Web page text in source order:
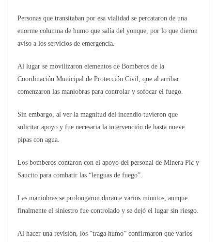
Personas que transitaban por esa vialidad se percataron de una
enorme columna de humo que salía del yonque, por lo que dieron
aviso a los servicios de emergencia.
Al lugar se movilizaron elementos de Bomberos de la
Coordinación Municipal de Protección Civil, que al arribar
comenzaron las maniobras para controlar y sofocar el fuego.
Sin embargo, al ver la magnitud del incendio tuvieron que
solicitar apoyo y fue necesaria la intervención de hasta nueve
pipas con agua.
Los bomberos contaron con el apoyo del personal de Minera Plc y
Saucito para combatir las “lenguas de fuego”.
Las maniobras se prolongaron durante varios minutos, aunque
finalmente el siniestro fue controlado y se dejó el lugar sin riesgo.
Al hacer una revisión, los “traga humo” confirmaron que varios